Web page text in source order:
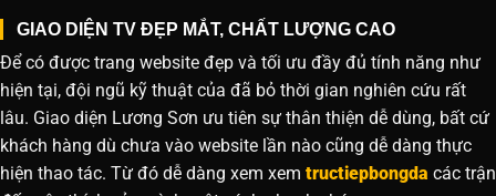
GIAO DIỆN TV ĐẸP MẮT, CHẤT LƯỢNG CAO
Để có được trang website đẹp và tối ưu đầy đủ tính năng như
hiện tại, đội ngũ kỹ thuật của đã bỏ thời gian nghiên cứu rất
lâu. Giao diện Lương Sơn ưu tiên sự thân thiện dễ dùng, bất cứ
khách hàng dù chưa vào website lần nào cũng dễ dàng thực
hiện thao tác. Từ đó dễ dàng xem xem tructiepbongda các trận